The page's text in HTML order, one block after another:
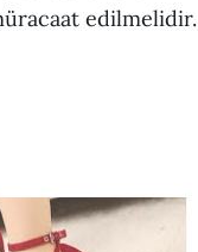
edilmelidir.